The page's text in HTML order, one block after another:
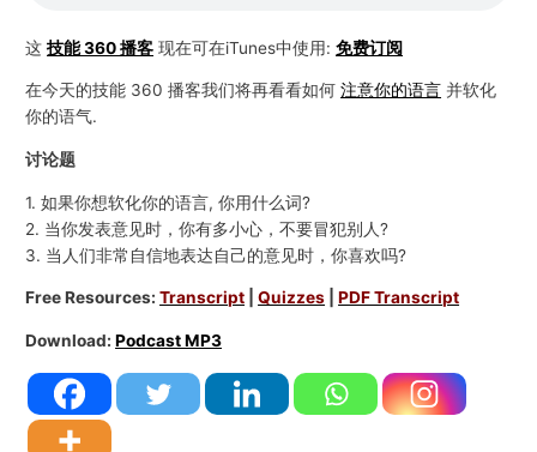
这技能 360 播客 现在可在iTunes中使用:免费订阅
在今天的技能 360 播客我们将再看看如何注意你的语言 并软化
你的语气.
讨论题
1. 如果你想软化你的语言, 你用什么词?
2. 当你发表意见时，你有多小心，不要冒犯别人?
3. 当人们非常自信地表达自己的意见时，你喜欢吗?
Free Resources:Transcript |Quizzes |PDF Transcript
Download:Podcast MP3